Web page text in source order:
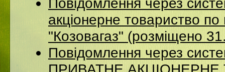
акціонерне товариство по
"Козовагаз" (розміщено
Повідомлення через